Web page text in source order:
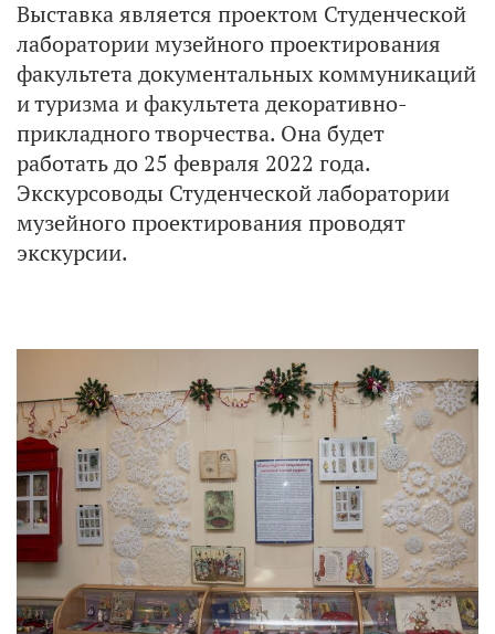
Выставка является проектом Студенческой
лаборатории музейного проектирования
факультета документальных коммуникаций
и туризма и факультета декоративно-
прикладного творчества. Она будет
работать до 25 февраля 2022 года.
Экскурсоводы Студенческой лаборатории
музейного проектирования проводят
экскурсии.